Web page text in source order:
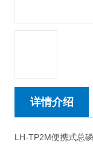
详情介绍
LH-TP2M便携式总